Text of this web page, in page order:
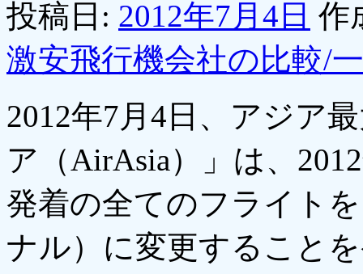
投稿日: 2012年7月4日 作
激安飛行機会社の比較/
2012年7月4日、アジア
ア（AirAsia）」は、
発着の全てのフライト
ナル）に変更すること